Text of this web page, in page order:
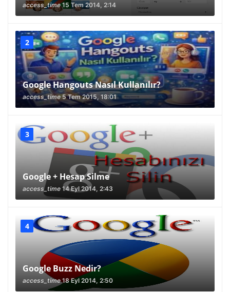
access_time15 Tem 2014, 2:14
Google Hangouts Nasıl Kullanılır?
access_time 5 Tem 2015, 18:01
Google + Hesap Silme
access_time 14 Eyl 2014, 2:43
Google Buzz Nedir?
access_time18 Eyl 2014, 2:50